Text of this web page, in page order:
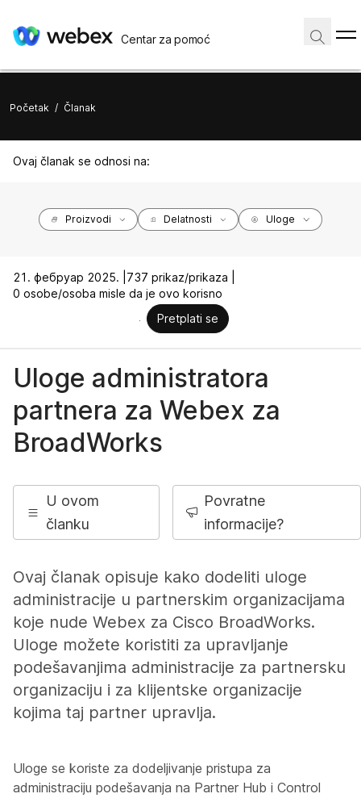
Centar za pomoć
Početak / Članak
Ovaj članak se odnosi na:
Proizvodi Delatnosti Uloge
21. фебруар 2025. | 737 prikaz/prikaza |
0 osobe/osoba misle da je ovo korisno
Pretplati se
Uloge administratora
partnera za Webex za
BroadWorks
U ovom
članku
Povratne
informacije?
Ovaj članak opisuje kako dodeliti uloge
administracije u partnerskim organizacijama
koje nude Webex za Cisco BroadWorks.
Uloge možete koristiti za upravljanje
podešavanjima administracije za partnersku
organizaciju i za klijentske organizacije
kojima taj partner upravlja.
Uloge se koriste za dodeljivanje pristupa za
administraciju podešavanja na Partner Hub i Control